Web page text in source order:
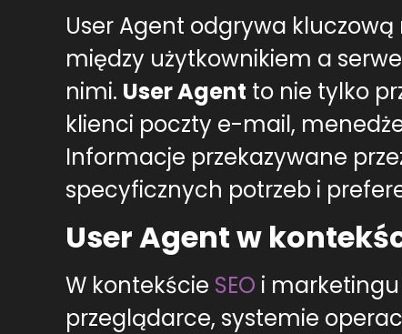
User Agent odgrywa
między użytkownikiem a
nimi. User Agent to nie tylko
klienci poczty e-mail,
Informacje przekazywane
specyficznych potrzeb i
User Agent w
W kontekście SEO i
przeglądarce, systemie